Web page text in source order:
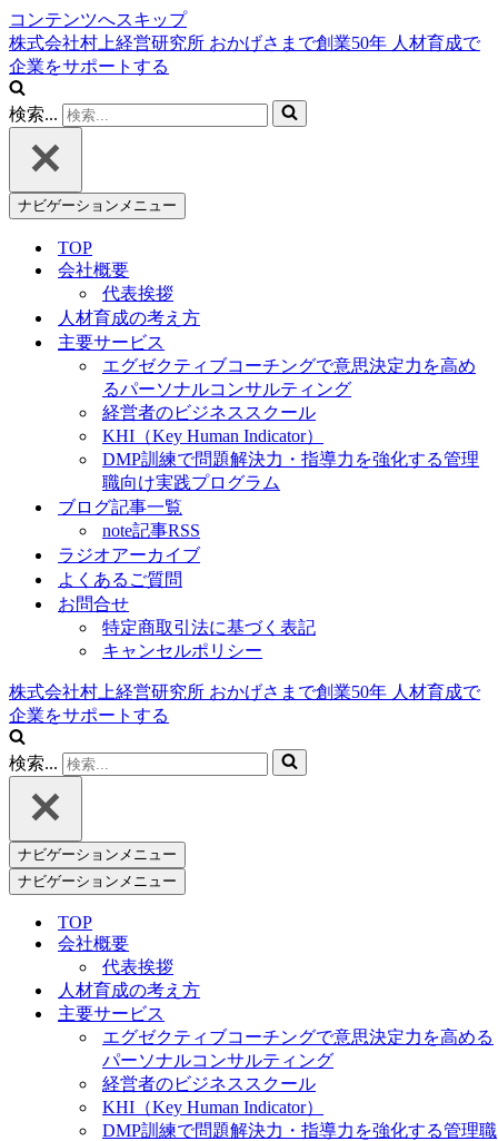
コンテンツへスキップ
株式会社村上経営研究所 おかげさまで創業50年 人材育成で
企業をサポートする
検索...
ナビゲーションメニュー
TOP
会社概要
代表挨拶
人材育成の考え方
主要サービス
エグゼクティブコーチングで意思決定力を高め
るパーソナルコンサルティング
経営者のビジネススクール
KHI（Key Human Indicator）
DMP訓練で問題解決力・指導力を強化する管理
職向け実践プログラム
ブログ記事一覧
note記事RSS
ラジオアーカイブ
よくあるご質問
お問合せ
特定商取引法に基づく表記
キャンセルポリシー
株式会社村上経営研究所 おかげさまで創業50年 人材育成で
企業をサポートする
検索...
ナビゲーションメニュー
ナビゲーションメニュー
TOP
会社概要
代表挨拶
人材育成の考え方
主要サービス
エグゼクティブコーチングで意思決定力を高める
パーソナルコンサルティング
経営者のビジネススクール
KHI（Key Human Indicator）
DMP訓練で問題解決力・指導力を強化する管理職